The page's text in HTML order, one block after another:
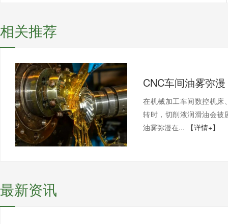
相关推荐
在机械加工车间数控机床
转时，切削液润滑油会被
油雾弥漫在...
【详情+】
最新资讯